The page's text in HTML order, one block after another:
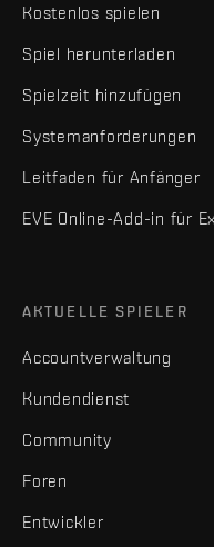
Kostenlos spielen
Spiel herunterladen
Spielzeit hinzufügen
Systemanforderungen
Leitfaden für Anfänger
EVE Online-Add-in für
AKTUELLE SPIELER
Accountverwaltung
Kundendienst
Community
Foren
Entwickler